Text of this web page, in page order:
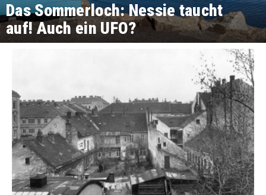
Das Sommerloch: Nessie taucht
auf! Auch ein UFO?